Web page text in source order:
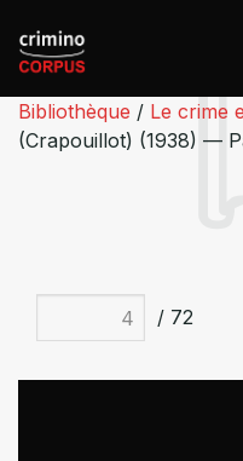
Bibliothèque / Le crime
(Crapouillot) (1938) —
/ 72
Panneau de gestion des